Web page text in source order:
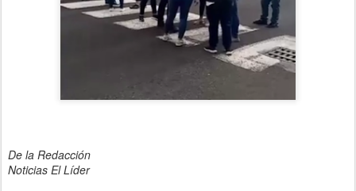
De la Redacción
Noticias El Líder